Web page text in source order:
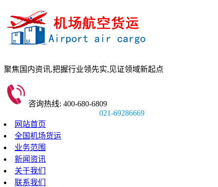
聚焦国内资讯,把握行业领先实,见证领域新起点
咨询热线: 400-680-6809
021-69286669
网站首页
全国机场货运
业务范围
新闻资讯
关于我们
联系我们